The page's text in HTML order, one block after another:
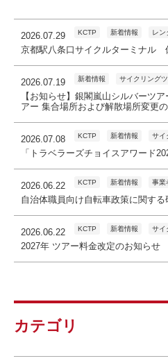
2026.07.29 KCTP 新着情報 レン
京都駅八条口サイクルターミナル
2026.07.19 新着情報 サイクリング
【お知らせ】銀閣嵐山シルバーツ
アー 集合場所および解散場所変更
2026.07.08 KCTP 新着情報 サイ
「トラベラーズチョイスアワード
2026.06.22 KCTP 新着情報 事業
自治体職員向け自転車政策に関する
2026.06.22 KCTP 新着情報 サイ
2027年 ツアー料金改定のお知らせ
カテゴリ